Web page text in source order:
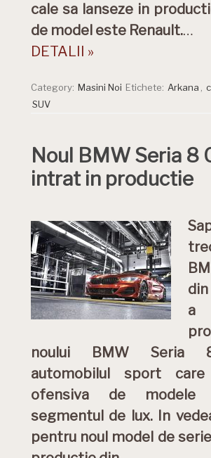
cale sa lanseze in
de model este Renault.…
DETALII »
Category: Masini Noi Etichete: Arkana
SUV
Noul BMW Seria 8
intrat in productie
a
noului BMW Seria
automobilul sport
ofensiva de
segmentul de lux. In
pentru noul model de